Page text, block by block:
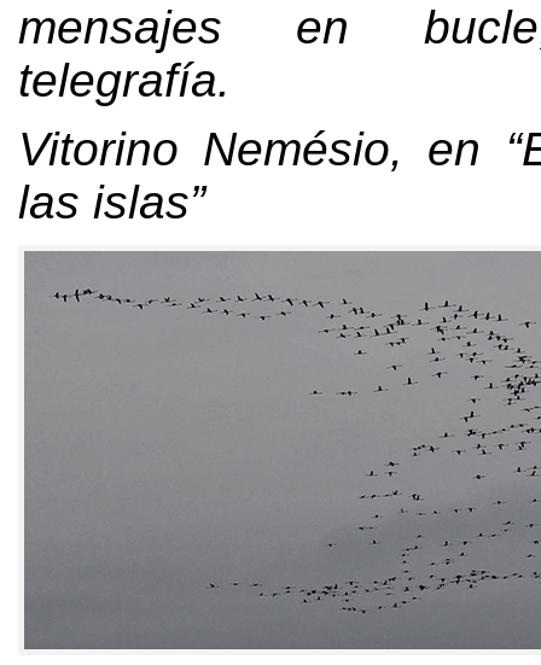
mensajes en
telegrafía.
Vitorino Nemésio, en
las islas”